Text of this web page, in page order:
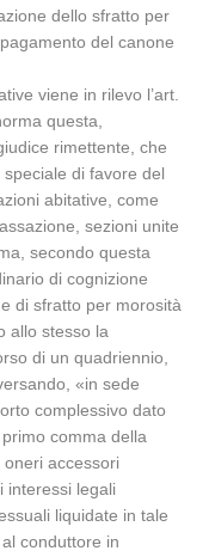
dello sfratto per
del canone
viene in rilevo l’art.
questa,
rimettente, che
di favore del
abitative, come
sezioni unite
secondo questa
di cognizione
di sfratto per morosità
allo stesso la
di un quadriennio,
«in sede
complessivo dato
comma della
accessori
interessi legali
liquidate in tale
conduttore in